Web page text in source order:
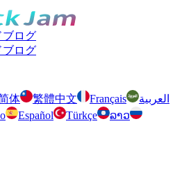
ブログ
ブログ
体 繁體中文 Français
العربية
Español Türkçe
ລາວ